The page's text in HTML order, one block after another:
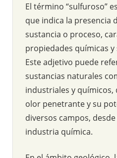
mundo
El término “sulfuroso”
que indica la presencia
sustancia o proceso,
propiedades químicas
Este adjetivo puede
sustancias naturales
industriales y químicos,
olor penetrante y su
diversos campos,
industria química.